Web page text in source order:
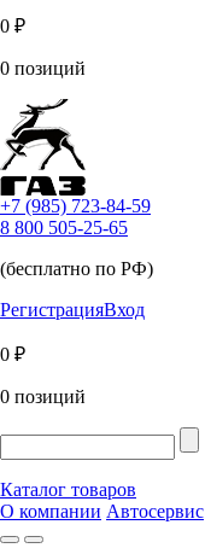
0 ₽
0 позиций
+7 (985) 723-84-59
8 800 505-25-65
(бесплатно по РФ)
РегистрацияВход
0 ₽
0 позиций
Каталог товаров
О компании Автосервис